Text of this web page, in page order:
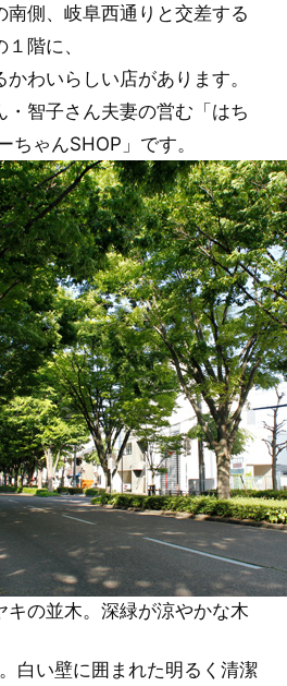
南側、岐阜西通りと交差する
階に、
わいらしい店があります。
・智子さん夫妻の営む「はち
ちゃんSHOP」です。
キの並木。深緑が涼やかな木
白い壁に囲まれた明るく清潔